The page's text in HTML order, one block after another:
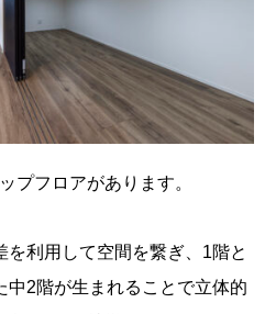
プフロアがあります。
を利用して空間を繋ぎ、1階と
中2階が生まれることで立体的